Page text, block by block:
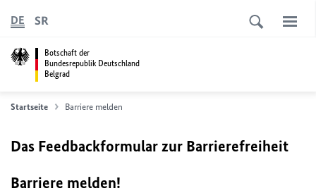
Botschaft der
Bundesrepublik Deutschland
Belgrad
DE SR
Startseite Barriere melden
Das Feedbackformular zur Barrierefreiheit
Barriere melden!